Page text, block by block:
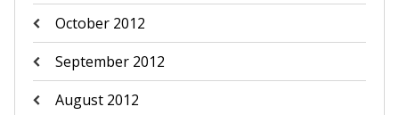
October 2012
September 2012
August 2012